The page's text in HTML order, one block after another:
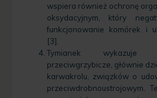
wspiera również ochronę
oksydacyjnym, który
funkcjonowanie komórek i
[3].
Tymianek wykazuje
przeciwgrzybicze, głównie
karwakrolu, związków o
przeciwdrobnoustrojowym.